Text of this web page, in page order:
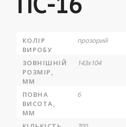
КОЛІР
ВИРОБУ
прозорий
ЗОВНІШНІЙ
РОЗМІР,
ММ
143х104
ПОВНА
ВИСОТА,
ММ
6